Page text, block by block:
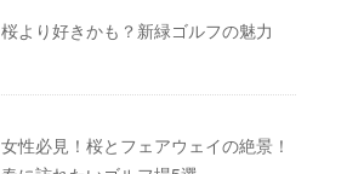
桜より好きかも？新緑ゴルフの魅力
女性必見！桜とフェアウェイの絶景！